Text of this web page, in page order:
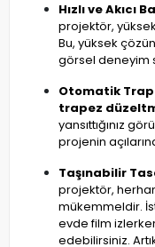
Hızlı ve Akıcı
projektör,
Bu, yüksek
görsel deneyim
Otomatik
trapez
yansıttığınız
projenin
Taşınabilir
projektör,
mükemmeldir.
evde film
edebilirsiniz.